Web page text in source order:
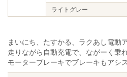
ライトグレー
まいにち、たすかる、ラクあし電動
走りながら自動充電で、ながーく乗
モーターブレーキでブレーキもアシ